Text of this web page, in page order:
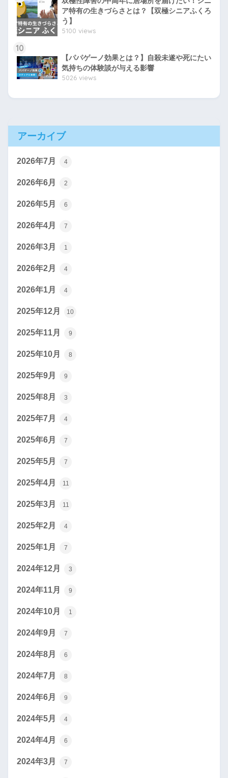
ア特有の生きづらさとは？【双極シニアふくろ
う】
5100 views
10
【パパゲーノ効果とは？】自殺未遂や死にたい
気持ちの体験談が与える影響
5026 views
アーカイブ
2026年7月 4
2026年6月 2
2026年5月 6
2026年4月 7
2026年3月 1
2026年2月 4
2026年1月 4
2025年12月 10
2025年11月 9
2025年10月 8
2025年9月 9
2025年8月 3
2025年7月 4
2025年6月 7
2025年5月 7
2025年4月 11
2025年3月 11
2025年2月 4
2025年1月 7
2024年12月 3
2024年11月 9
2024年10月 1
2024年9月 7
2024年8月 6
2024年7月 8
2024年6月 9
2024年5月 4
2024年4月 6
2024年3月 7